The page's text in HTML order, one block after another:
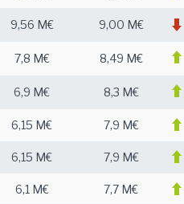
9,56 M€ 9,00 M€
7,8 M€ 8,49 M€
6,9 M€ 8,3 M€
6,15 M€ 7,9 M€
6,15 M€ 7,9 M€
6,1 M€ 7,7 M€